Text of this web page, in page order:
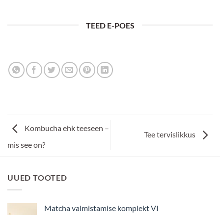
TEED E-POES
Kombucha ehk teeseen –
mis see on?
Tee tervislikkus
UUED TOOTED
Matcha valmistamise komplekt VI